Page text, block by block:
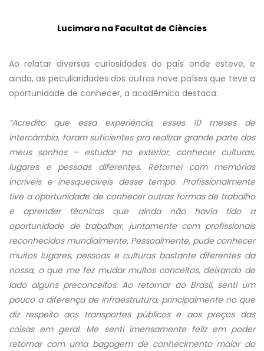
Lucimara na Facultat de Ciències
Ao relatar diversas curiosidades do país onde esteve, e
ainda, as peculiaridades dos outros nove países que teve a
oportunidade de conhecer, a acadêmica destaca:
“Acredito que essa experiência, esses 10 meses de
intercâmbio, foram suficientes pra realizar grande parte dos
meus sonhos – estudar no exterior, conhecer culturas,
lugares e pessoas diferentes. Retornei com memórias
incríveis e inesquecíveis desse tempo. Profissionalmente
tive a oportunidade de conhecer outras formas de trabalho
e aprender técnicas que ainda não havia tido a
oportunidade de trabalhar, juntamente com profissionais
reconhecidos mundialmente. Pessoalmente, pude conhecer
muitos lugares, pessoas e culturas bastante diferentes da
nossa, o que me fez mudar muitos conceitos, deixando de
lado alguns preconceitos. Ao retornar ao Brasil, senti um
pouco a diferença de infraestrutura, principalmente no que
diz respeito aos transportes públicos e aos preços das
coisas em geral. Me senti imensamente feliz em poder
retornar com uma bagagem de conhecimento maior do